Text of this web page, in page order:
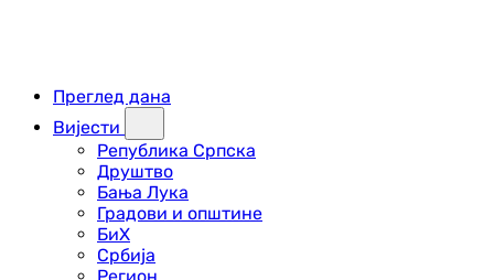
Преглед дана
Вијести
Република Српска
Друштво
Бања Лука
Градови и општине
БиХ
Србија